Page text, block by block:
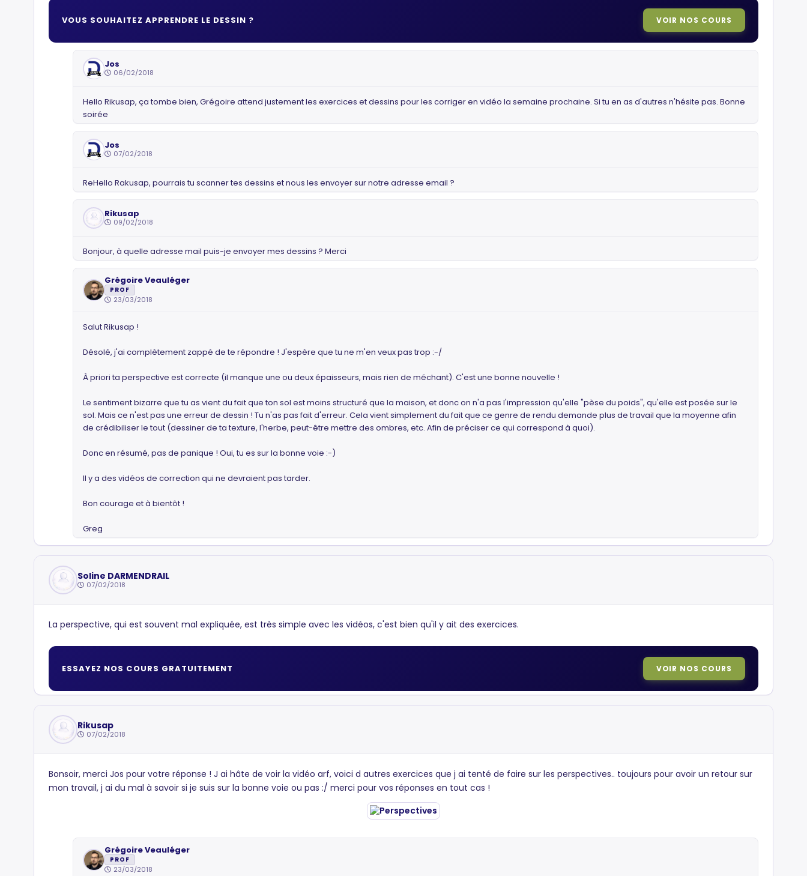
VOUS SOUHAITEZ APPRENDRE LE DESSIN ? VOIR NOS COURS
Jos
06/02/2018
Hello Rikusap, ça tombe bien, Grégoire attend justement les exercices et dessins pour les corriger en vidéo la semaine prochaine. Si tu en as d'autres n'hésite pas. Bonne
soirée
Jos
07/02/2018
ReHello Rakusap, pourrais tu scanner tes dessins et nous les envoyer sur notre adresse email ?
Rikusap
09/02/2018
Bonjour, à quelle adresse mail puis-je envoyer mes dessins ? Merci
Grégoire Veauléger
PROF
23/03/2018
Salut Rikusap !
Désolé, j'ai complètement zappé de te répondre ! J'espère que tu ne m'en veux pas trop :-/
À priori ta perspective est correcte (il manque une ou deux épaisseurs, mais rien de méchant). C'est une bonne nouvelle !
Le sentiment bizarre que tu as vient du fait que ton sol est moins structuré que la maison, et donc on n'a pas l'impression qu'elle "pèse du poids", qu'elle est posée sur le
sol. Mais ce n'est pas une erreur de dessin ! Tu n'as pas fait d'erreur. Cela vient simplement du fait que ce genre de rendu demande plus de travail que la moyenne afin
de crédibiliser le tout (dessiner de ta texture, l'herbe, peut-être mettre des ombres, etc. Afin de préciser ce qui correspond à quoi).
Donc en résumé, pas de panique ! Oui, tu es sur la bonne voie :-)
Il y a des vidéos de correction qui ne devraient pas tarder.
Bon courage et à bientôt !
Greg
Soline DARMENDRAIL
07/02/2018
La perspective, qui est souvent mal expliquée, est très simple avec les vidéos, c'est bien qu'il y ait des exercices.
ESSAYEZ NOS COURS GRATUITEMENT VOIR NOS COURS
Rikusap
07/02/2018
Bonsoir, merci Jos pour votre réponse ! J ai hâte de voir la vidéo arf, voici d autres exercices que j ai tenté de faire sur les perspectives.. toujours pour avoir un retour sur
mon travail, j ai du mal à savoir si je suis sur la bonne voie ou pas :/ merci pour vos réponses en tout cas !
Grégoire Veauléger
PROF
23/03/2018